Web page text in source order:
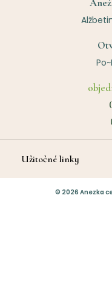
Užitočné linky
© 2026 Anezka